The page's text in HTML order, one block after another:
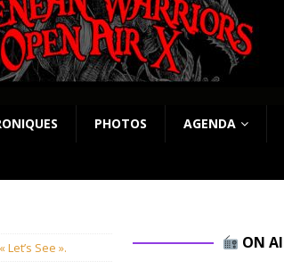
PHOTOS AGENDA
See ». ON